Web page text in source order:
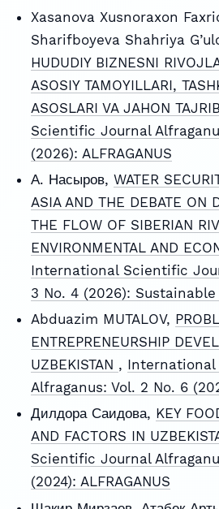
Xasanova Xusnoraxon
Sharifboyeva Shahriya
HUDUDIY BIZNESNI
ASOSIY TAMOYILLARI,
ASOSLARI VA JAHON
Scientific Journal
(2026): ALFRAGANUS
А. Насыров, WATER
ASIA AND THE DEBATE ON
THE FLOW OF SIBERIAN
ENVIRONMENTAL AND
International Scientific
3 No. 4 (2026):
Abduazim MUTALOV,
ENTREPRENEURSHIP
UZBEKISTAN ,
Alfraganus: Vol. 2 No. 6
Дилдора Саидова, KEY
AND FACTORS IN
Scientific Journal
(2024): ALFRAGANUS